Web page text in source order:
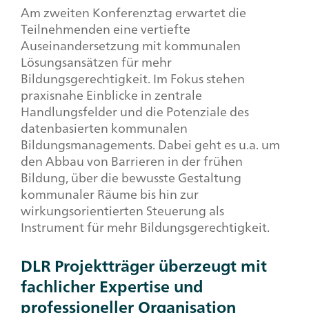
Am zweiten Konferenztag erwartet die
Teilnehmenden eine vertiefte
Auseinandersetzung mit kommunalen
Lösungsansätzen für mehr
Bildungsgerechtigkeit. Im Fokus stehen
praxisnahe Einblicke in zentrale
Handlungsfelder und die Potenziale des
datenbasierten kommunalen
Bildungsmanagements. Dabei geht es u.a. um
den Abbau von Barrieren in der frühen
Bildung, über die bewusste Gestaltung
kommunaler Räume bis hin zur
wirkungsorientierten Steuerung als
Instrument für mehr Bildungsgerechtigkeit.
DLR Projektträger überzeugt mit
fachlicher Expertise und
professioneller Organisation